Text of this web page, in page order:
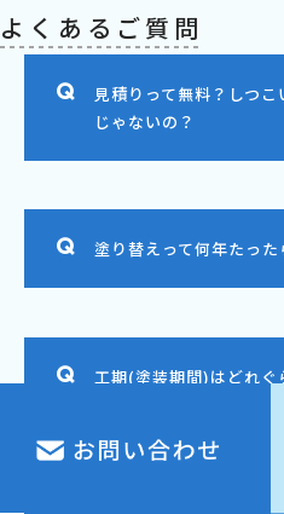
よくあるご質問
見積りって無料？しつ
じゃないの？
塗り替えって何年たった
工期(塗装期間)はどれぐ